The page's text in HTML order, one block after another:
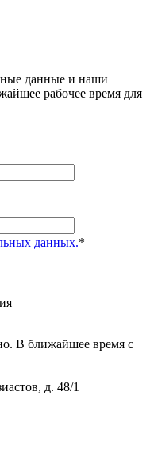
данные и наши
рабочее время для
данных.*
В ближайшее время с
д. 48/1